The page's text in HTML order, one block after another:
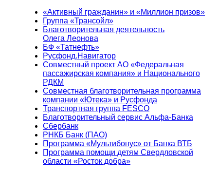
«Активный гражданин» и «Миллион призов»
Группа «Трансойл»
Благотворительная деятельность
Олега Леонова
БФ «Татнефть»
Русфонд.Навигатор
Совместный проект АО «Федеральная
пассажирская компания» и Национального
РДКМ
Совместная благотворительная программа
компании «Ютека» и Русфонда
Транспортная группа FESCO
Благотворительный сервис Альфа-Банка
Сбербанк
РНКБ Банк (ПАО)
Программа «Мультибонус» от Банка ВТБ
Программа помощи детям Свердловской
области «Росток добра»